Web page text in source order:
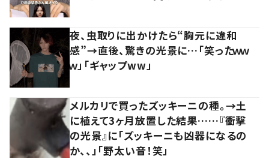
夜、虫取りに出かけたら“胸元に違和
感”→直後、驚きの光景に…「笑ったｗｗ
ｗ」「ギャップww」
メルカリで買ったズッキーニの種。→土
に植えて3ヶ月放置した結果……『衝撃
の光景』に「ズッキーニも凶器になるの
か、、」「野太い音！笑」